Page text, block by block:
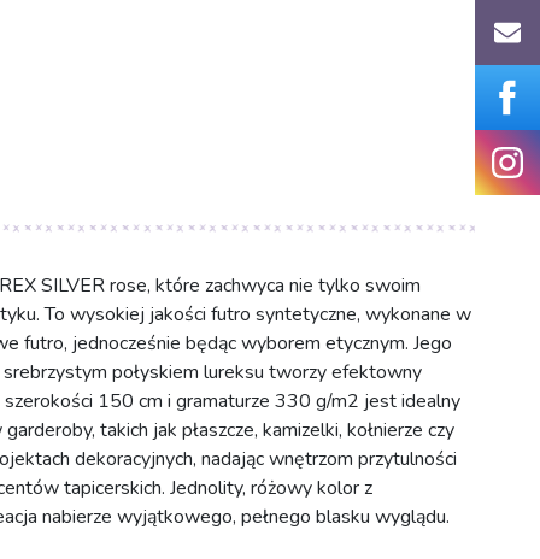
SILVER rose, które zachwyca nie tylko swoim
To wysokiej jakości futro syntetyczne, wykonane w
futro, jednocześnie będąc wyborem etycznym. Jego
połyskiem lureksu tworzy efektowny
szerokości 150 cm i gramaturze 330 g/m2 jest idealny
takich jak płaszcze, kamizelki, kołnierze czy
dekoracyjnych, nadając wnętrzom przytulności
tapicerskich. Jednolity, różowy kolor z
nabierze wyjątkowego, pełnego blasku wyglądu.